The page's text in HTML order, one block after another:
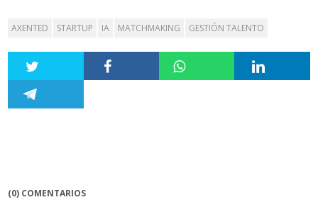
AXENTED STARTUP IA MATCHMAKING GESTIÓN TALENTO
(0) COMENTARIOS